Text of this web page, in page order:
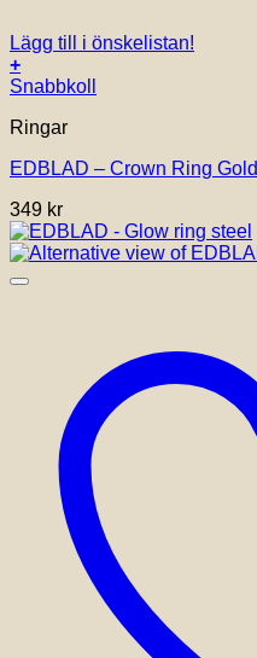
Lägg till i önskelistan!
+
Den
produkten
flera
De
olika
alternativen
kan
Snabbkoll
Ringar
EDBLAD – Crown Ring Gold
349 kr